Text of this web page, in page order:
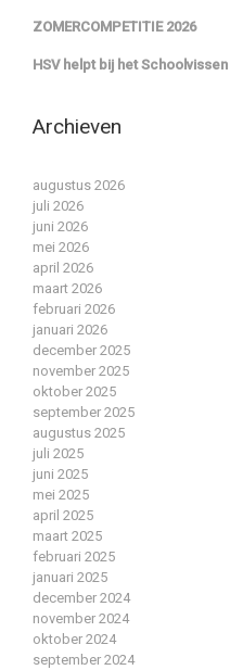
ZOMERCOMPETITIE 2026
HSV helpt bij het Schoolvissen
Archieven
augustus 2026
juli 2026
juni 2026
mei 2026
april 2026
maart 2026
februari 2026
januari 2026
december 2025
november 2025
oktober 2025
september 2025
augustus 2025
juli 2025
juni 2025
mei 2025
april 2025
maart 2025
februari 2025
januari 2025
december 2024
november 2024
oktober 2024
september 2024